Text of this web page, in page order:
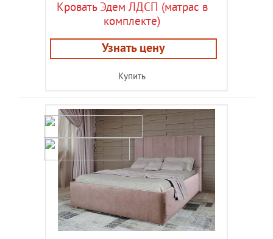
Кровать Эдем ЛДСП (матрас в
комплекте)
Узнать цену
Купить